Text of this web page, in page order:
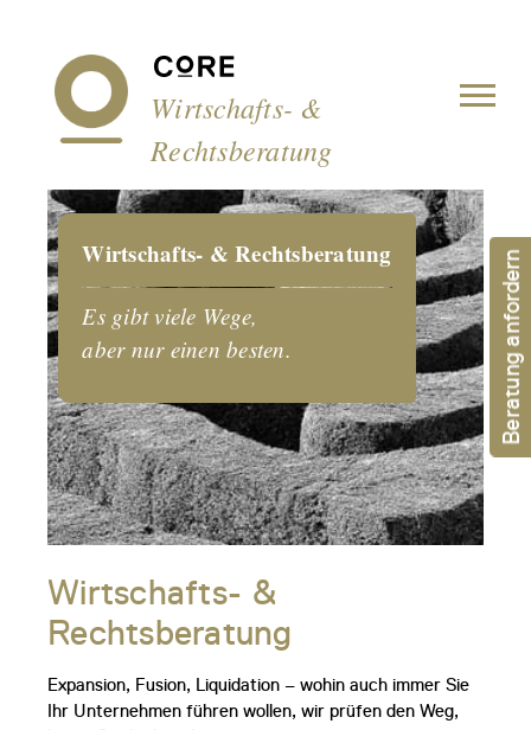
Wirtschafts- &
Rechtsberatung
Wirtschafts- & Rechtsberatung
Es gibt viele Wege,
aber nur einen besten.
Wirtschafts- &
Rechtsberatung
Expansion, Fusion, Liquidation – wohin auch immer Sie
Ihr Unternehmen führen wollen, wir prüfen den Weg,
Beratung anfordern